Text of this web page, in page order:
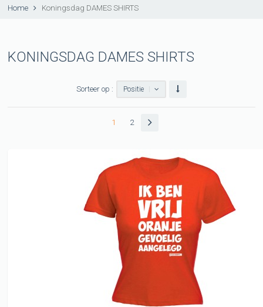
Home Koningsdag DAMES SHIRTS
KONINGSDAG DAMES SHIRTS
Sorteer op : Positie
1 2